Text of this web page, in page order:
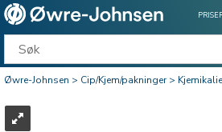
Øwre-Johnsen>Cip/Kjem/pakninger>